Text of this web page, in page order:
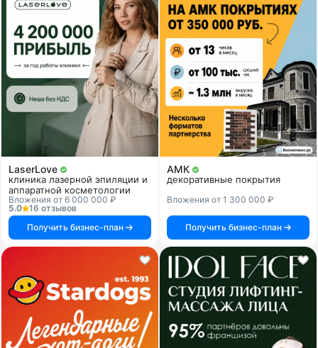
LaserLove
клиника лазерной эпиляции и
аппаратной косметологии
Вложения от 6 000 000 ₽
5.0
16 отзывов
Получить бизнес-план
АМК
декоративные покрытия
Вложения от 1 300 000 ₽
Получить бизнес-план